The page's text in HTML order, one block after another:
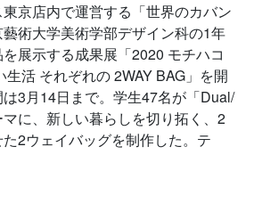
京店内で運営する「世界のカバン
術大学美術学部デザイン科の1年
展示する成果展「2020 モチハコ
生活 それぞれの 2WAY BAG」を開
3月14日まで。学生47名が「Dual/
に、新しい暮らしを切り拓く、2
2ウェイバッグを制作した。テ